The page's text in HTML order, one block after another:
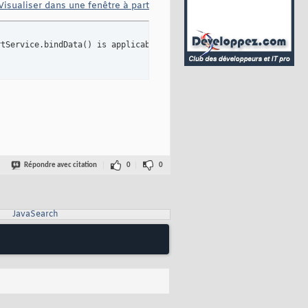
dans une fenêtre à part
( ) is applicable argument types: (
Répondre avec citation 0 0
JavaSearch